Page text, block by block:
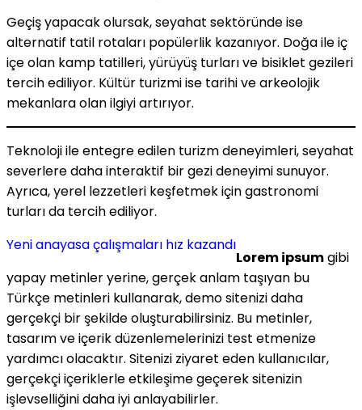
Geçiş yapacak olursak, seyahat sektöründe ise
alternatif tatil rotaları popülerlik kazanıyor. Doğa ile iç
içe olan kamp tatilleri, yürüyüş turları ve bisiklet gezileri
tercih ediliyor. Kültür turizmi ise tarihi ve arkeolojik
mekanlara olan ilgiyi artırıyor.
Teknoloji ile entegre edilen turizm deneyimleri, seyahat
severlere daha interaktif bir gezi deneyimi sunuyor.
Ayrıca, yerel lezzetleri keşfetmek için gastronomi
turları da tercih ediliyor.
Yeni anayasa çalışmaları hız kazandı
Lorem ipsumgibi
yapay metinler yerine, gerçek anlam taşıyan bu
Türkçe metinleri kullanarak, demo sitenizi daha
gerçekçi bir şekilde oluşturabilirsiniz. Bu metinler,
tasarım ve içerik düzenlemelerinizi test etmenize
yardımcı olacaktır. Sitenizi ziyaret eden kullanıcılar,
gerçekçi içeriklerle etkileşime geçerek sitenizin
işlevselliğini daha iyi anlayabilirler.